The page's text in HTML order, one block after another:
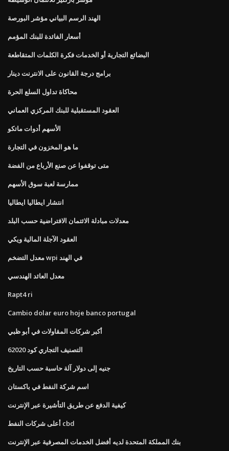
الهند الرسم البياني مؤشر البورصة
أسعار الفائدة للبنك المؤمم
البضائع التجارية أو الخدمات فكرة الكلمات المتقاطعة
برامج درجة القانون على الانترنت دينار
محاكاة تداول السلع الحرة
العقود المستقبلية للبنك المركزي العماني
الأسهم أدوات ماتكو
ما هو المخزون في التجارة
متى توقفوا عن صنع الأرباع من الفضة
ممارسة لعبة سوق الأسهم
انتشار ايطاليا ايطاليا
معدلات مبادلة الائتمان الافتراضية حسب البلد
العقود الآجلة المالية ويكي
معدل التضخم wpi في الهند
معدل العائد الهندسي
Rapt4 ri
Cambio dolar euro hoje banco portugal
أكبر شركات المقاولات في أبو ظبي
التصنيف التجاري كود 62020
جنيه إلى دولار آلة حاسبة حسب التاريخ
اسم شركة النفط في باكستان
كيفية الدفع عن طريق التأشيرة عبر الإنترنت
أعلى شركات النفط cbd
بنك المملكة المتحدة لديه أفضل الخدمات المصرفية عبر الإنترنت